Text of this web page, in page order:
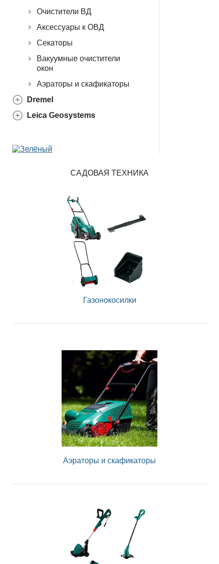
Очистители ВД
Аксессуары к ОВД
Секаторы
Вакуумные очистители
окон
Аэраторы и скафикаторы
Dremel
Leica Geosystems
САДОВАЯ ТЕХНИКА
Газонокосилки
Аэраторы и скафикаторы